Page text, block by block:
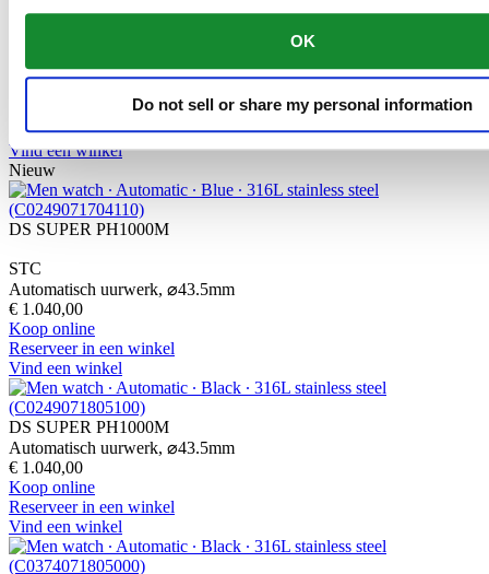
OK
Do not sell or share my personal information
DS SUPER PH2000M
Automatisch uurwerk,⌀43.0mm
Reserveer in een winkel
Vind een winkel
Nieuw
DS SUPER PH1000M
STC
Automatisch uurwerk, ⌀43.5mm
€ 1.040,00
Koop online
Reserveer in een winkel
Vind een winkel
DS SUPER PH1000M
Automatisch uurwerk, ⌀43.5mm
€ 1.040,00
Koop online
Reserveer in een winkel
Vind een winkel